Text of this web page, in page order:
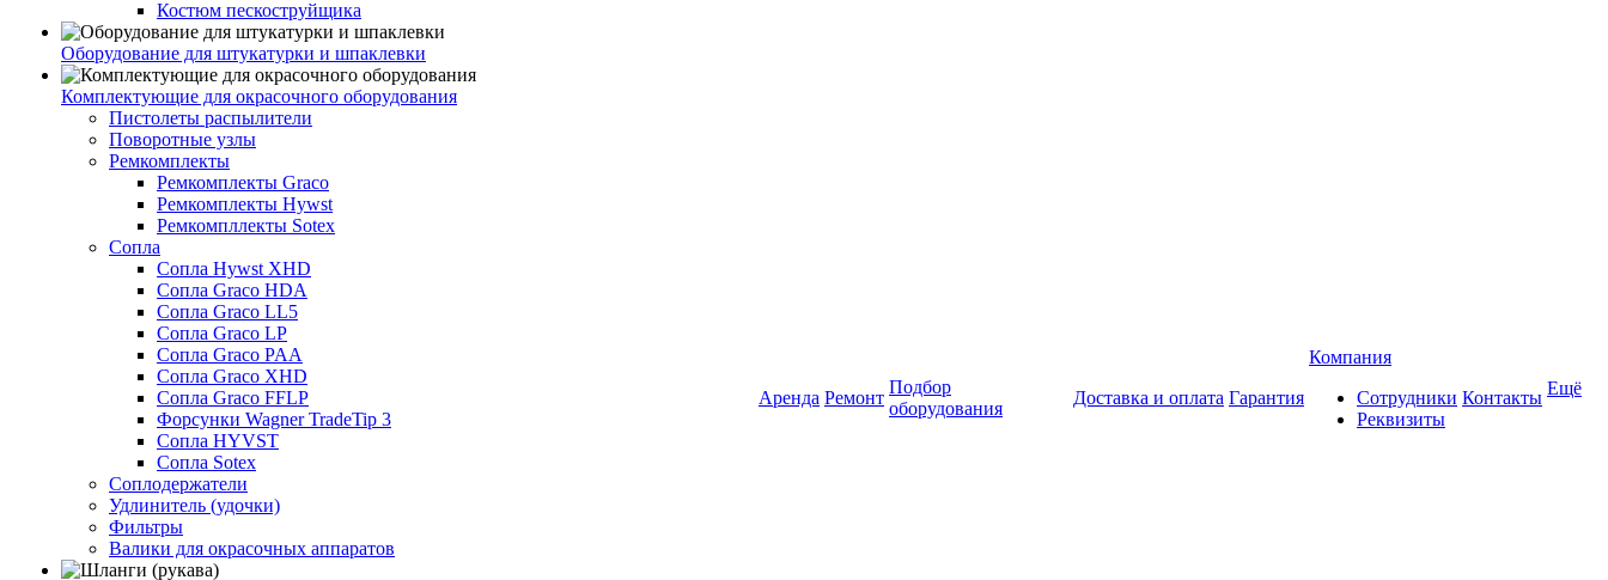
Костюм пескоструйщика
Оборудование для штукатурки и шпаклевки
Комплектующие для окрасочного оборудования
Пистолеты распылители
Поворотные узлы
Ремкомплекты
Ремкомплекты Graco
Ремкомплекты Hywst
Ремкомпллекты Sotex
Сопла
Сопла Hywst XHD
Сопла Graco HDA
Сопла Graco LL5
Сопла Graco LP
Сопла Graco PAA
Сопла Graco XHD
Сопла Graco FFLP
Форсунки Wagner TradeTip 3
Сопла HYVST
Сопла Sotex
Соплодержатели
Удлинитель (удочки)
Фильтры
Валики для окрасочных аппаратов
Аренда Ремонт
Подбор
оборудования
Доставка и оплата Гарантия
Компания
Сотрудники
Реквизиты
Контакты Ещё